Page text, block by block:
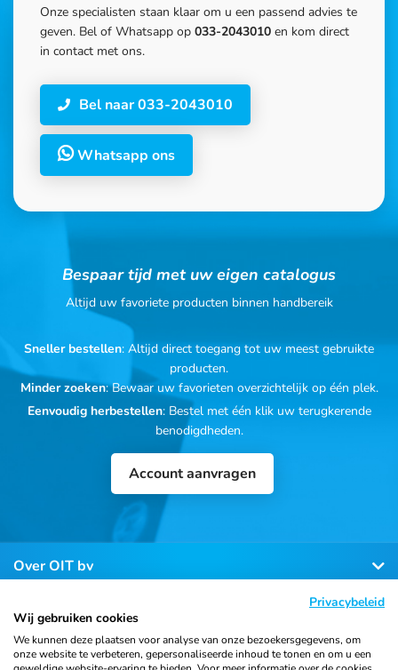
Onze specialisten staan klaar om u een passend advies te
geven. Bel of Whatsapp op 033-2043010 en kom direct
in contact met ons.
Bel naar 033-2043010
Whatsapp ons
Bespaar tijd met uw eigen catalogus
Altijd uw favoriete producten binnen handbereik
Sneller bestellen: Altijd direct toegang tot uw meest gebruikte
producten.
Minder zoeken: Bewaar uw favorieten overzichtelijk op één plek.
Eenvoudig herbestellen: Bestel met één klik uw terugkerende
benodigdheden.
Account aanvragen
Over OIT bv
Klantenservice
Privacybeleid
Wij gebruiken cookies
We kunnen deze plaatsen voor analyse van onze bezoekersgegevens, om
onze website te verbeteren, gepersonaliseerde inhoud te tonen en om u een